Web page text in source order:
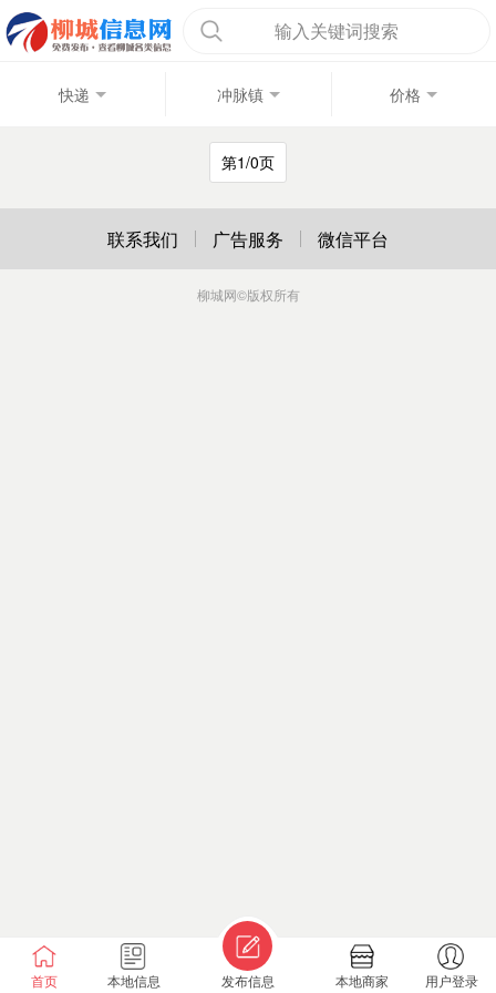
输入关键词搜索
快递 冲脉镇 价格
第1/0页
首页 本地信息 发布信息 本地商家 用户登录
联系我们 广告服务 微信平台
柳城网©版权所有